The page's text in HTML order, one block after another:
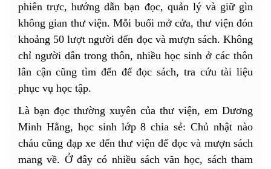
phiên trực, hướng dẫn bạn đọc, quản lý và giữ gìn
không gian thư viện. Mỗi buổi mở cửa, thư viện đón
khoảng 50 lượt người đến đọc và mượn sách. Không
chỉ người dân trong thôn, nhiều học sinh ở các thôn
lân cận cũng tìm đến để đọc sách, tra cứu tài liệu
phục vụ học tập.
Là bạn đọc thường xuyên của thư viện, em Dương
Minh Hằng, học sinh lớp 8 chia sẻ: Chủ nhật nào
cháu cũng đạp xe đến thư viện để đọc và mượn sách
mang về. Ở đây có nhiều sách văn học, sách tham